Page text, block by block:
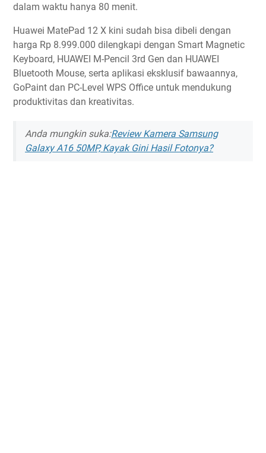
dalam waktu hanya 80 menit.
Huawei MatePad 12 X kini sudah bisa dibeli dengan
harga Rp 8.999.000 dilengkapi dengan Smart Magnetic
Keyboard, HUAWEI M-Pencil 3rd Gen dan HUAWEI
Bluetooth Mouse, serta aplikasi eksklusif bawaannya,
GoPaint dan PC-Level WPS Office untuk mendukung
produktivitas dan kreativitas.
Anda mungkin suka:Review Kamera Samsung
Galaxy A16 50MP, Kayak Gini Hasil Fotonya?